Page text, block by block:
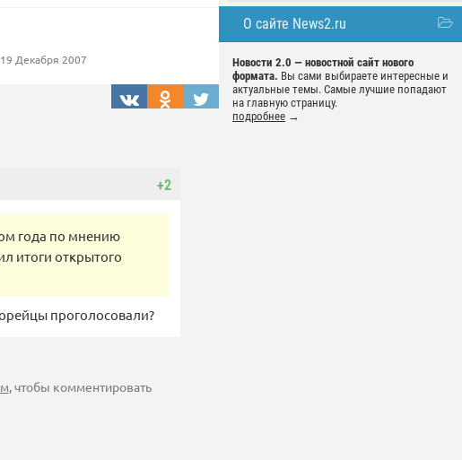
О сайте News2.ru
Новости 2.0 — новостной сайт нового
формата. Вы сами выбираете интересные и
актуальные темы. Самые лучшие попадают
на главную страницу.
подробнее →
Декабря 2007
+2
года по мнению
итоги открытого
проголосовали?
, чтобы комментировать